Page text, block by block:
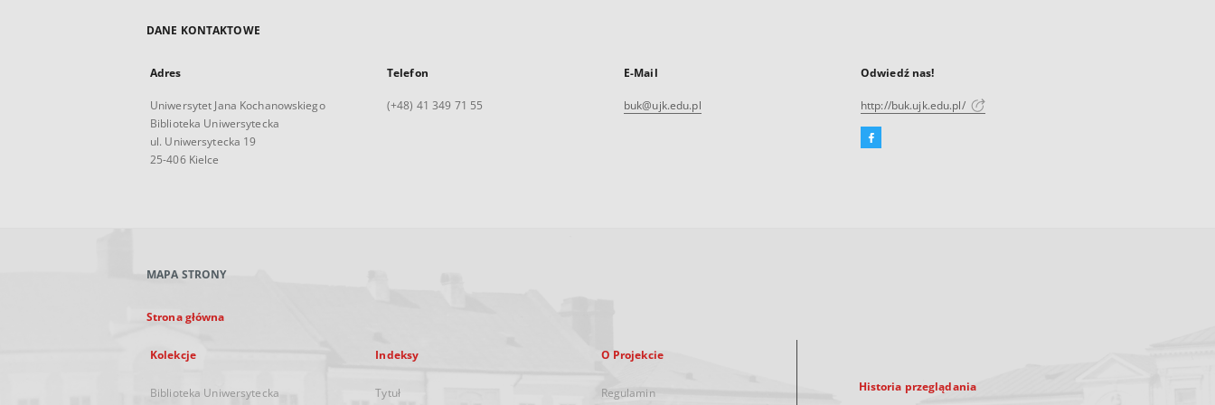
DANE KONTAKTOWE
Adres
Uniwersytet Jana Kochanowskiego
Biblioteka Uniwersytecka
ul. Uniwersytecka 19
25-406 Kielce
Telefon
(+48) 41 349 71 55
E-Mail
buk@ujk.edu.pl
Odwiedź nas!
http://buk.ujk.edu.pl/
Facebook
MAPA STRONY
Strona główna
Kolekcje
Biblioteka Uniwersytecka
Indeksy
Tytuł
O Projekcie
Regulamin Historia przeglądania